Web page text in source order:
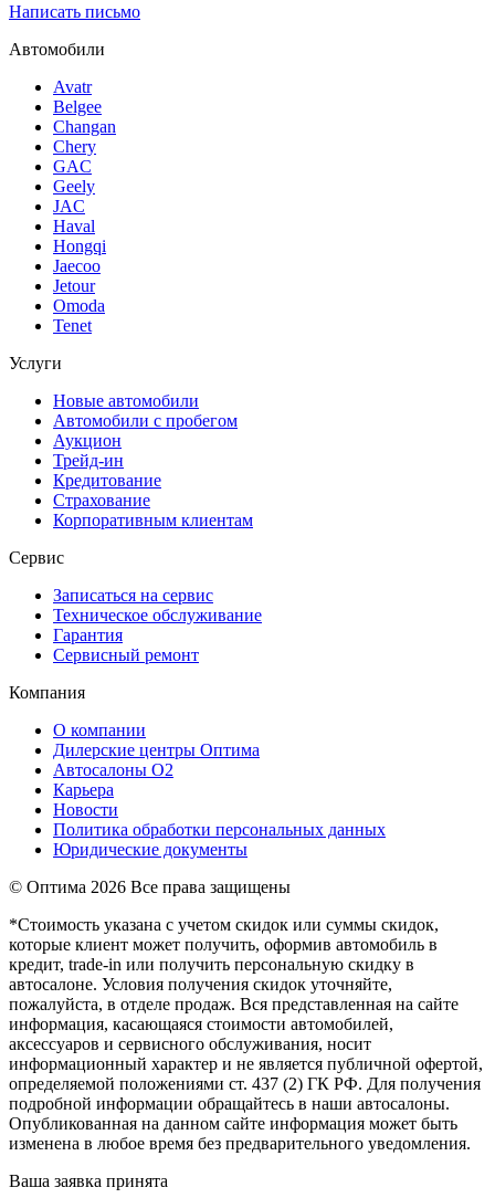
Написать письмо
Автомобили
Avatr
Belgee
Changan
Chery
GAC
Geely
JAC
Haval
Hongqi
Jaecoo
Jetour
Omoda
Tenet
Услуги
Новые автомобили
Автомобили с пробегом
Аукцион
Трейд-ин
Кредитование
Страхование
Корпоративным клиентам
Сервис
Записаться на сервис
Техническое обслуживание
Гарантия
Сервисный ремонт
Компания
О компании
Дилерские центры Оптима
Автосалоны О2
Карьера
Новости
Политика обработки персональных данных
Юридические документы
© Оптима 2026 Все права защищены
*Стоимость указана с учетом скидок или суммы скидок,
которые клиент может получить, оформив автомобиль в
кредит, trade-in или получить персональную скидку в
автосалоне. Условия получения скидок уточняйте,
пожалуйста, в отделе продаж. Вся представленная на сайте
информация, касающаяся стоимости автомобилей,
аксессуаров и сервисного обслуживания, носит
информационный характер и не является публичной офертой,
определяемой положениями ст. 437 (2) ГК РФ. Для получения
подробной информации обращайтесь в наши автосалоны.
Опубликованная на данном сайте информация может быть
изменена в любое время без предварительного уведомления.
Ваша заявка принята